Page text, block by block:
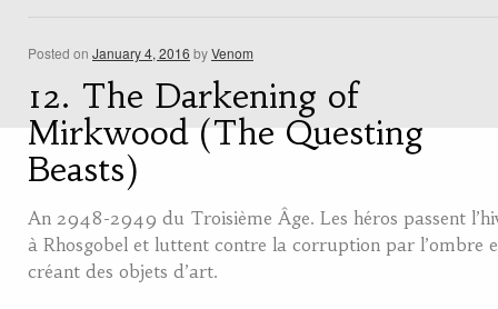
Posted on January 4, 2016 byVenom
12. The Darkening of
Mirkwood (The Questing
Beasts)
An 2948-2949 du Troisième Âge. Les héros passent
à Rhosgobel et luttent contre la corruption par l’ombre
créant des objets d’art.